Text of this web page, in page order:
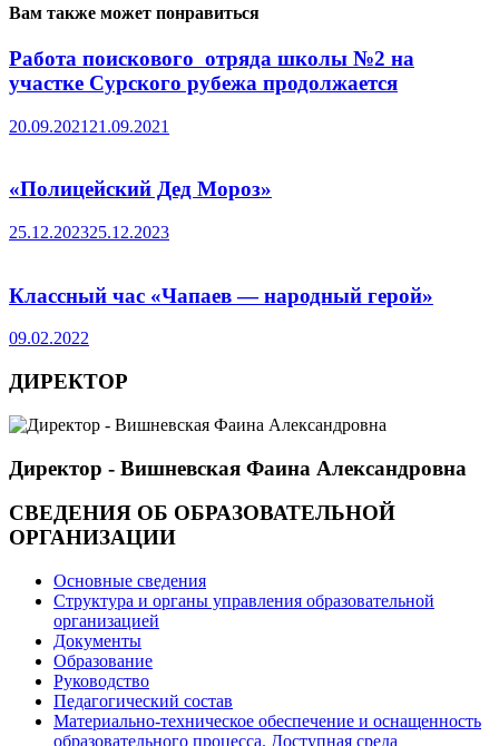
Вам также может понравиться
Работа поискового отряда школы №2 на
участке Сурского рубежа продолжается
20.09.2021 21.09.2021
«Полицейский Дед Мороз»
25.12.202325.12.2023
Классный час «Чапаев — народный герой»
09.02.2022
ДИРЕКТОР
Директор - Вишневская Фаина Александровна
СВЕДЕНИЯ ОБ ОБРАЗОВАТЕЛЬНОЙ
ОРГАНИЗАЦИИ
Основные сведения
Структура и органы управления образовательной
организацией
Документы
Образование
Руководство
Педагогический состав
Материально-техническое обеспечение и оснащенность
образовательного процесса. Доступная среда